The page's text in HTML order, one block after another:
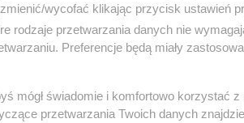
w Lublinie. Blisko 68 tys.
wycofać klikając przycisk ustawień
rodzaje przetwarzania danych nie
Preferencje będą miały
mógł świadomie i komfortowo korzystać
przetwarzania Twoich danych